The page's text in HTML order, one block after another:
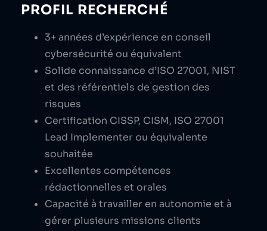
PROFIL RECHERCHÉ
3+ années d’expérience en conseil
cybersécurité ou équivalent
Solide connaissance d’ISO 27001, NIST
et des référentiels de gestion des
risques
Certification CISSP, CISM, ISO 27001
Lead Implementer ou équivalente
souhaitée
Excellentes compétences
rédactionnelles et orales
Capacité à travailler en autonomie et à
gérer plusieurs missions clients